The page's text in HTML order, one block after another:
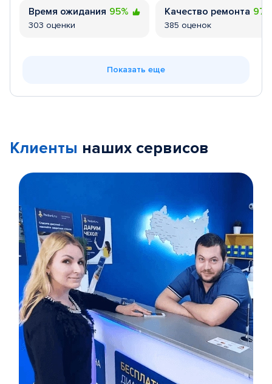
Время ожидания 95%
303 оценки
Качество ремонта
385 оценок
Показать еще
Клиенты наших сервисов